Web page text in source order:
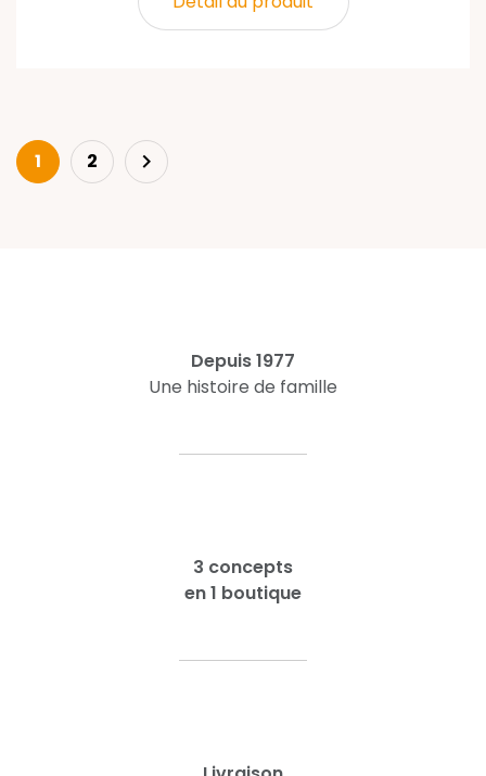
1 2 Suivant

Depuis 1977
Une histoire de famille
3 concepts
en 1 boutique